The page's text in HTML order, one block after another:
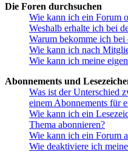
Die Foren durchsuchen
Wie kann ich ein Forum
Weshalb erhalte ich bei
Warum bekomme ich bei
Wie kann ich nach
Wie kann ich meine
Abonnements und
Was ist der Unterschied
einem Abonnements für
Wie kann ich ein
Thema abonnieren?
Wie kann ich ein Forum
Wie deaktiviere ich